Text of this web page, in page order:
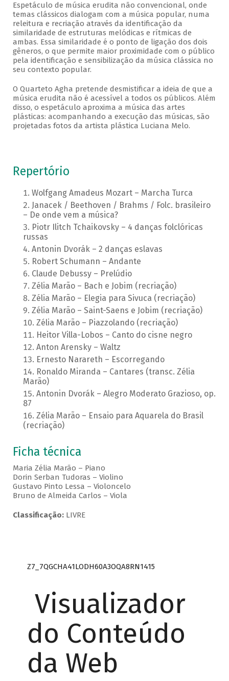
Espetáculo de música erudita não convencional, onde
temas clássicos dialogam com a música popular, numa
releitura e recriação através da identificação da
similaridade de estruturas melódicas e rítmicas de
ambas. Essa similaridade é o ponto de ligação dos dois
gêneros, o que permite maior proximidade com o público
pela identificação e sensibilização da música clássica no
seu contexto popular.
O Quarteto Agha pretende desmistificar a ideia de que a
música erudita não é acessível a todos os públicos. Além
disso, o espetáculo aproxima a música das artes
plásticas: acompanhando a execução das músicas, são
projetadas fotos da artista plástica Luciana Melo.
Repertório
Wolfgang Amadeus Mozart – Marcha Turca
Janacek / Beethoven / Brahms / Folc. brasileiro
– De onde vem a música?
Piotr Ilitch Tchaikovsky – 4 danças folclóricas
russas
Antonin Dvorák – 2 danças eslavas
Robert Schumann – Andante
Claude Debussy – Prelúdio
Zélia Marão – Bach e Jobim (recriação)
Zélia Marão – Elegia para Sivuca (recriação)
Zélia Marão – Saint-Saens e Jobim (recriação)
Zélia Marão – Piazzolando (recriação)
Heitor Villa-Lobos – Canto do cisne negro
Anton Arensky – Waltz
Ernesto Narareth – Escorregando
Ronaldo Miranda – Cantares (transc. Zélia
Marão)
Antonin Dvorák – Alegro Moderato Grazioso, op.
87
Zélia Marão – Ensaio para Aquarela do Brasil
(recriação)
Ficha técnica
Maria Zélia Marão – Piano
Dorin Serban Tudoras – Violino
Gustavo Pinto Lessa – Violoncelo
Bruno de Almeida Carlos – Viola
Classificação:LIVRE
Z7_7QGCHA41LODH60A3OQA8RN1415
Visualizador
do Conteúdo
da Web